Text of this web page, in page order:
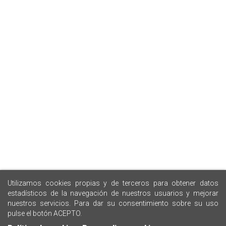
Utilizamos cookies propias y de terceros para obtener datos
estadísticos de la navegación de nuestros usuarios y mejorar
nuestros servicios. Para dar su consentimiento sobre su uso
pulse el botón ACEPTO.